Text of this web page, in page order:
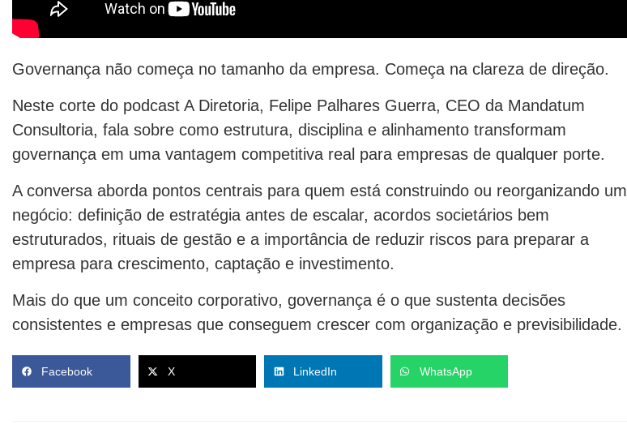
Governança não começa no tamanho da empresa. Começa na clareza de direção.
Neste corte do podcast A Diretoria, Felipe Palhares Guerra, CEO da Mandatum
Consultoria, fala sobre como estrutura, disciplina e alinhamento transformam
governança em uma vantagem competitiva real para empresas de qualquer porte.
A conversa aborda pontos centrais para quem está construindo ou reorganizando um
negócio: definição de estratégia antes de escalar, acordos societários bem
estruturados, rituais de gestão e a importância de reduzir riscos para preparar a
empresa para crescimento, captação e investimento.
Mais do que um conceito corporativo, governança é o que sustenta decisões
consistentes e empresas que conseguem crescer com organização e previsibilidade.
Facebook X LinkedIn WhatsApp